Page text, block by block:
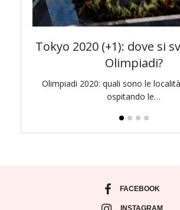
Tokyo 2020 (+1): dove si
Olimpiadi?
Olimpiadi 2020: quali sono le
ospitando le…
FACEBOOK